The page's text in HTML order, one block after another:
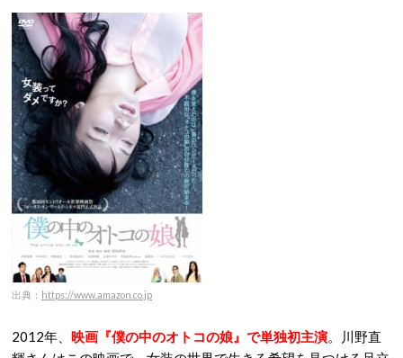
出典： https://www.amazon.co.jp
2012年、 映画『僕の中のオトコの娘』で単独初主演。川野直